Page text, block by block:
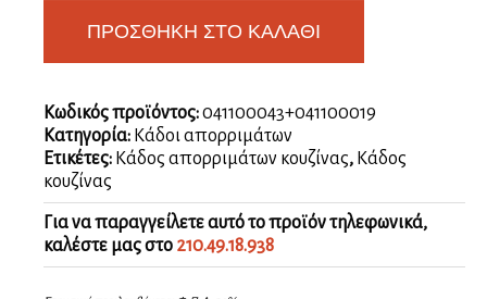
ΠΡΟΣΘΉΚΗ ΣΤΟ ΚΑΛΆΘΙ
Κωδικός προϊόντος:041100043+041100019
Κατηγορία: Κάδοι απορριμάτων
Ετικέτες: Κάδος απορριμάτων κουζίνας, Κάδος
κουζίνας
Για να παραγγείλετε αυτό το προϊόν τηλεφωνικά,
καλέστε μας στο 210.49.18.938